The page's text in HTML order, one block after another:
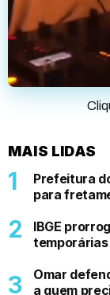
MAIS LIDAS
Prefeitura
para
IBGE
temporárias
Omar
a quem